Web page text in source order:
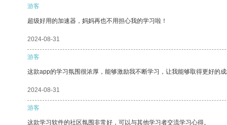
游客
超级好用的加速器，妈妈再也不用担心我的学习啦！
2024-08-31
游客
这款app的学习氛围很浓厚，能够激励我不断学习，让我能够取得更好的
2024-08-31
游客
这款学习软件的社区氛围非常好，可以与其他学习者交流学习心得。